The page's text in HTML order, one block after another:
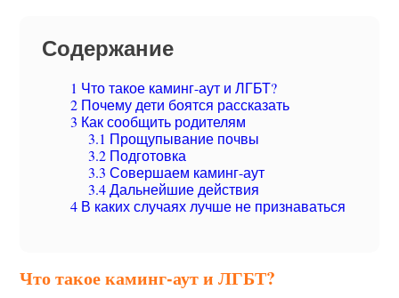
Содержание
1 Что такое каминг-аут и ЛГБТ?
2 Почему дети боятся рассказать
3 Как сообщить родителям
3.1 Прощупывание почвы
3.2 Подготовка
3.3 Совершаем каминг-аут
3.4Дальнейшие действия
4 В каких случаях лучше не признаваться
Что такое каминг-аут и ЛГБТ?